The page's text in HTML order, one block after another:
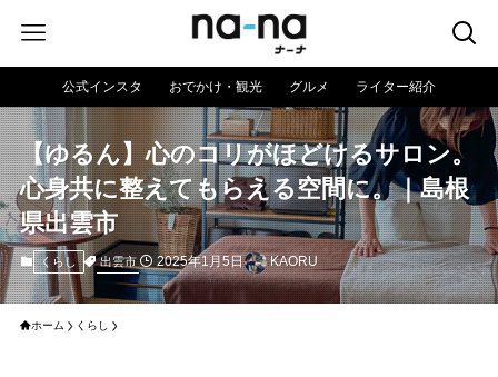
公式インスタ おでかけ・観光 グルメ ライター紹介
【ゆるん】心のコリがほどけるサロン。
心身共に整えてもらえる空間に。｜島根
県出雲市
くらし 出雲市 2025年1月5日 KAORU
ホーム くらし